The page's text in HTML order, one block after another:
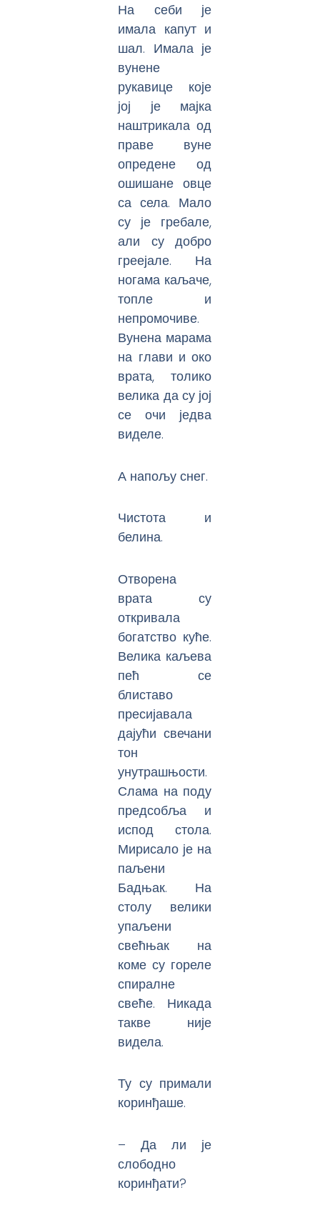
На себи је
имала капут и
шал. Имала је
вунене
рукавице које
јој је мајка
наштрикала од
праве вуне
опредене од
ошишане овце
са села. Мало
су је гребале,
али су добро
греејале. На
ногама каљаче,
топле и
непромочиве.
Вунена марама
на глави и око
врата, толико
велика да су јој
се очи једва
виделе.
А напољу снег.
Чистота и
белина.
Отворена
врата су
откривала
богатство куће.
Велика каљева
пећ се
блиставо
пресијавала
дајући свечани
тон
унутрашњости.
Слама на поду
предсобља и
испод стола.
Мирисало је на
паљени
Бадњак. На
столу велики
упаљени
свећњак на
коме су гореле
спиралне
свеће. Никада
такве није
видела.
Ту су примали
коринђаше.
– Да ли је
слободно
коринђати?